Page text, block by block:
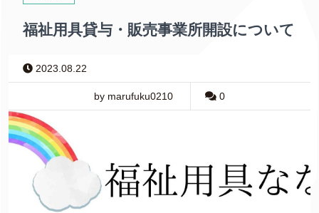
福祉用具貸与・販売事業所開設について
2023.08.22
by marufuku0210 0